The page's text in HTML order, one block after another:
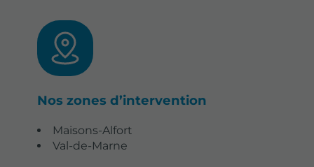
Nos zones d’intervention
Maisons-Alfort
Val-de-Marne